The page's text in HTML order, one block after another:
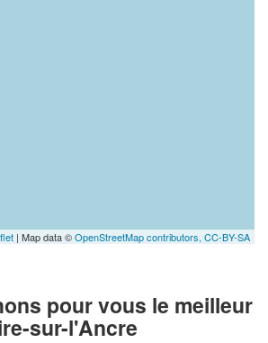
| Map data ©OpenStreetMap contributors, CC-BY-SA
pour vous le meilleur
sur-l'Ancre